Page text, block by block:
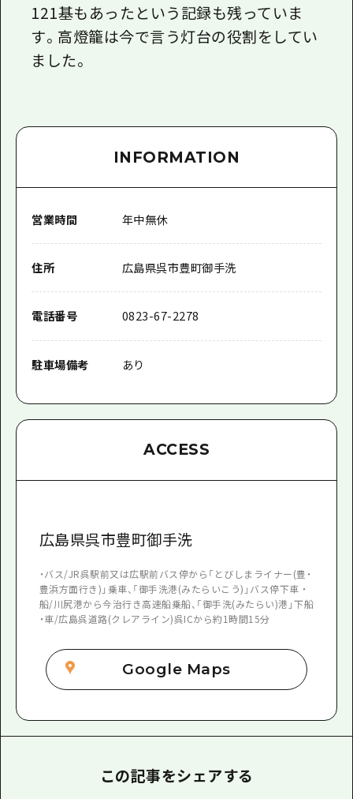
関連リンク
121基もあったという記録も残っていま
す。高燈籠は今で言う灯台の役割をしてい
ました。
INFORMATION
営業時間 年中無休
住所 広島県呉市豊町御手洗
電話番号 0823-67-2278
駐車場備考 あり
ACCESS
広島県呉市豊町御手洗
・バス/JR呉駅前又は広駅前バス停から「とびしまライナー(豊・
豊浜方面行き)」乗車、「御手洗港(みたらいこう)」バス停下車 ・
船/川尻港から今治行き高速船乗船、「御手洗(みたらい)港」下船
・車/広島呉道路(クレアライン)呉ICから約1時間15分
Google Maps
この記事をシェアする